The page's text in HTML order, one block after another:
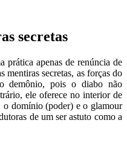
secretas
prática apenas de renúncia de
mentiras secretas, as forças do
demônio, pois o diabo não
ele oferece no interior de
o domínio (poder) e o glamour
de um ser astuto como a